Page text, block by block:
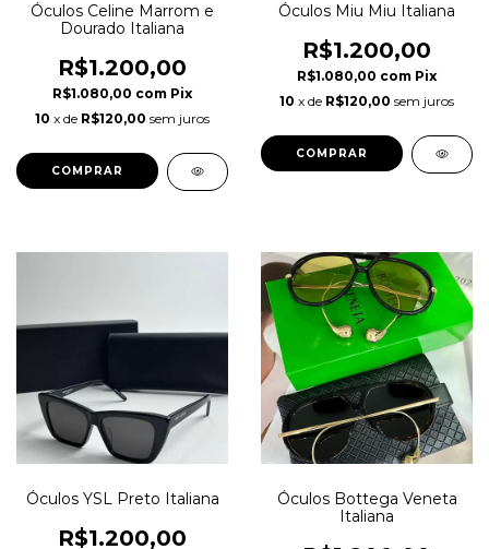
Óculos Celine Marrom e
Dourado Italiana
R$1.200,00
R$1.080,00 com Pix
10 x de R$120,00 sem juros
Óculos Miu Miu Italiana
R$1.200,00
R$1.080,00 com Pix
10 x de R$120,00 sem juros
COMPRAR
Óculos YSL Preto Italiana
R$1.200,00
Óculos Bottega Veneta
Italiana